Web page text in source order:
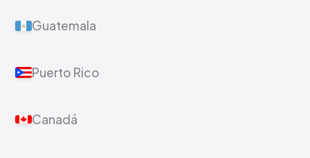
Guatemala
Puerto Rico
Canadá